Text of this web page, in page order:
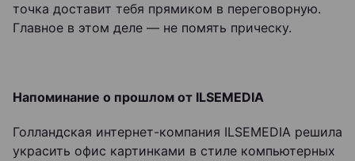
точка доставит тебя прямиком в переговорную.
Главное в этом деле — не помять прическу.
Напоминание о прошлом от ILSEMEDIA
Голландская интернет-компания ILSEMEDIA решила
украсить офис картинками в стиле компьютерных